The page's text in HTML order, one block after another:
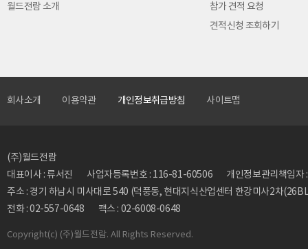
월드전람 소개
참가 견적 요청
견적신청 조회하기
회사소개 이용약관 개인정보취급방침 사이트맵
(주)월드전람
대표이사 : 류서진
사업자등록번호 : 116-81-60506
개인정보관리책임
주소 : 경기 하남시 미사대로 540 (덕풍동, 현대지식산업센터 한강미사2차
전화 : 02-557-0648
팩스 : 02-6008-0648
Copyright(c) (주)월드전람. All Rights Reserved.